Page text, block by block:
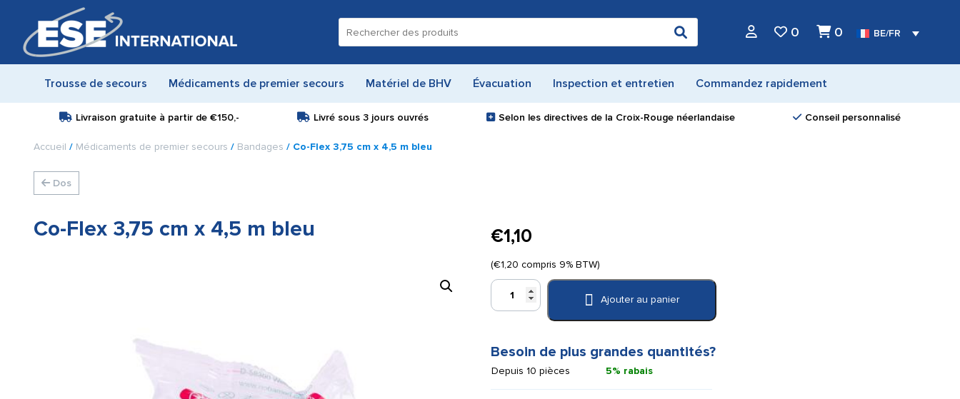
pour :
0 0 BE/FR
Trousse de secours Médicaments de premier secours Matériel de BHV Évacuation Inspection et entretien Commandez rapidement
Livraison gratuite à partir de €150,- Livré sous 3 jours ouvrés Selon les directives de la Croix-Rouge néerlandaise Conseil personnalisé
Accueil / Médicaments de premier secours / Bandages / Co-Flex 3,75 cm x 4,5 m bleu
Dos
Co-Flex 3,75 cm x 4,5 m bleu €1,10
(€1,20 compris 9% BTW)
quantité
3,75
x
4,5
Ajouter au panier
Besoin de plus grandes quantités?
Depuis 10 pièces 5% rabais